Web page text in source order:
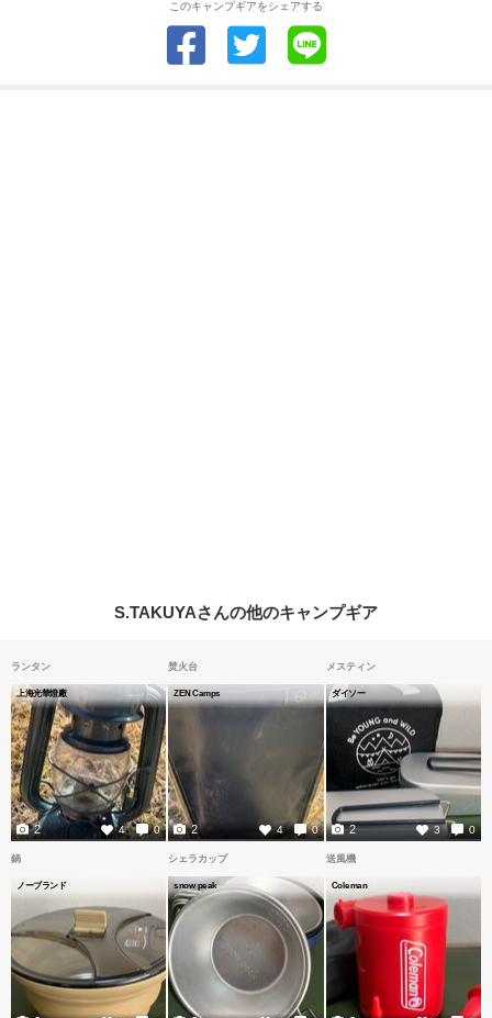
このキャンプギアをシェアする
S.TAKUYAさんの他のキャンプギア
ランタン
上海光華燈廠
4 0
2
焚火台
ZEN Camps
4 0
2
メスティン
ダイソー
3 0
2
鍋
ノーブランド
シェラカップ
snow peak
送風機
Coleman